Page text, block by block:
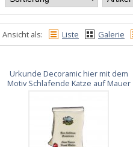
Ansicht als: Liste Galerie
Urkunde Decoramic hier mit dem
Motiv Schlafende Katze auf Mauer